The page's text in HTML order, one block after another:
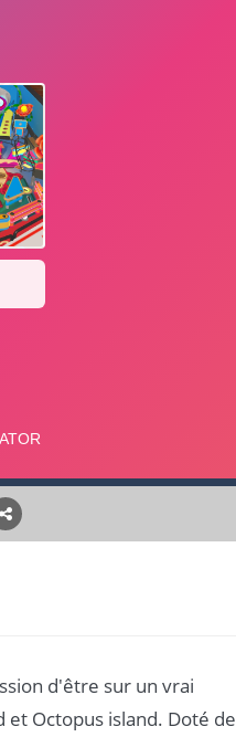
d'être sur un vrai
Octopus island. Doté de